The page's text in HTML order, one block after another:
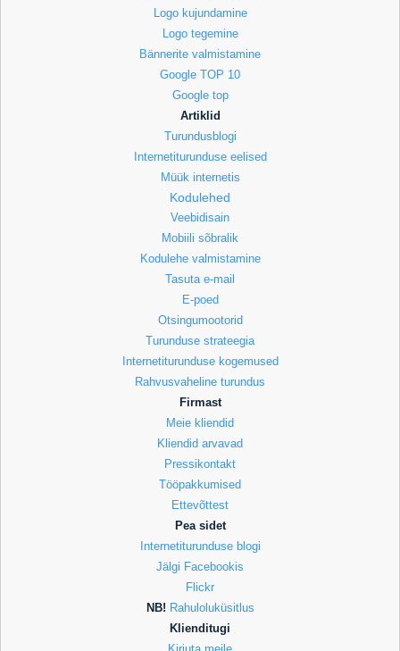
Logo kujundamine
Logo tegemine
Bännerite valmistamine
Google TOP 10
Google top
Artiklid
Turundusblogi
Internetiturunduse eelised
Müük internetis
Kodulehed
Veebidisain
Mobiili sõbralik
Kodulehe valmistamine
Tasuta e-mail
E-poed
Otsingumootorid
Turunduse strateegia
Internetiturunduse kogemused
Rahvusvaheline turundus
Firmast
Meie kliendid
Kliendid arvavad
Pressikontakt
Tööpakkumised
Ettevõttest
Pea sidet
Internetiturunduse blogi
Jälgi Facebookis
Flickr
NB! Rahuloluküsitlus
Klienditugi